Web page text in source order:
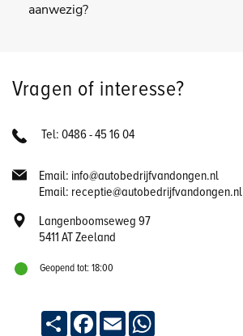
aanwezig?
Vragen of interesse?
Tel: 0486 - 45 16 04
Email: info@autobedrijfvandongen.nl
Email: receptie@autobedrijfvandongen.nl
Langenboomseweg 97
5411 AT Zeeland
Geopend tot: 18:00
Deel Facebook
Email